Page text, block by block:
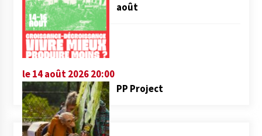
août
le 14 août 2026 20:00
PP Project